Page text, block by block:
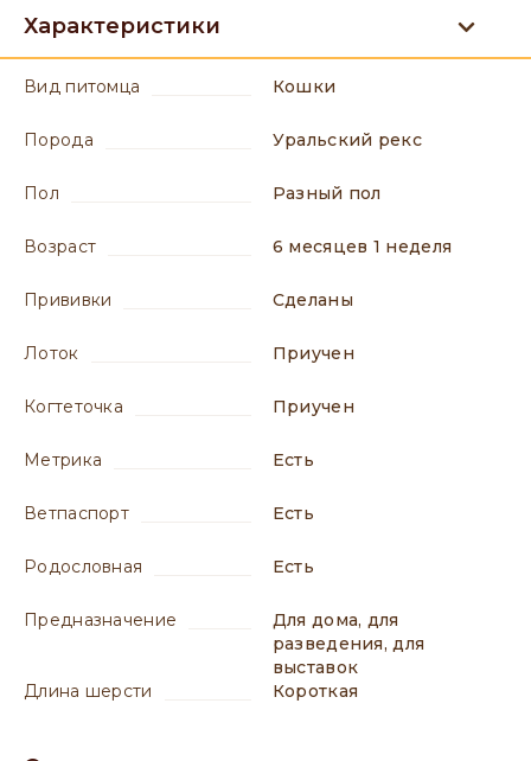
Характеристики
вид питомца Кошки
порода Уральский рекс
пол разный пол
возраст 6 месяцев 1 неделя
прививки сделаны
лоток приучен
когтеточка приучен
метрика есть
ветпаспорт есть
родословная есть
предназначение
для дома, для
разведения, для
выставок
длина шерсти
короткая